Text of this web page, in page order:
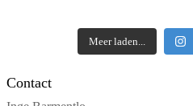
Meer laden...
Contact